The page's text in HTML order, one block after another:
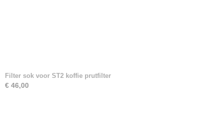
Filter sok voor ST2 koffie prutfilter
€ 46,00